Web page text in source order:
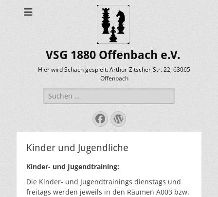
VSG 1880 Offenbach e.V.
Hier wird Schach gespielt: Arthur-Zitscher-Str. 22, 63065
Offenbach
Suche
nach:
Facebook
WordPress
Kinder und Jugendliche
Kinder- und Jugendtraining:
Die Kinder- und Jugendtrainings dienstags und
freitags werden jeweils in den Räumen A003 bzw.